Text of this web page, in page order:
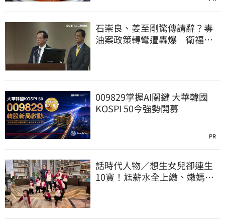
石崇良、姜至剛驚傳請辭？毒
油案政策轉彎遭轟爆 衛福部
009829掌握AI關鍵 大華韓國
KOSPI 50今強勢開募
PR
話時代人物／想生女兒卻連生
10寶！尪薪水全上繳、嫩媽吐